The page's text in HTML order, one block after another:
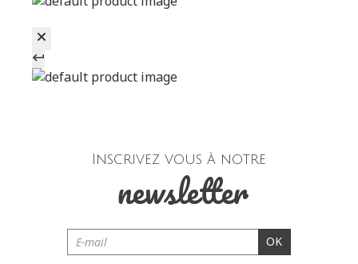
Inscrivez vous à notre
newsletter
OK